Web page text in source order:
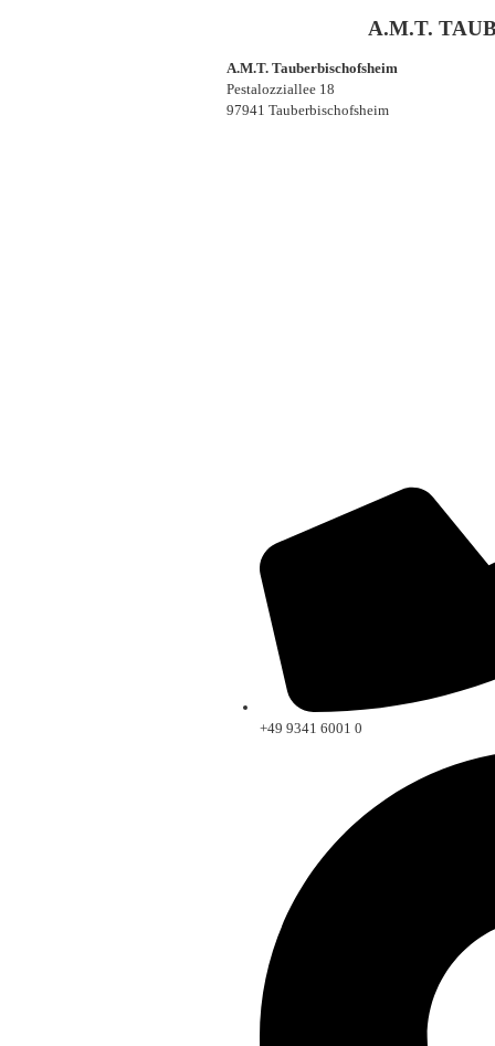
A.M.T.
A.M.T. Tauberbischofsheim
Pestalozziallee 18
97941 Tauberbischofsheim
+49 9341 6001 0